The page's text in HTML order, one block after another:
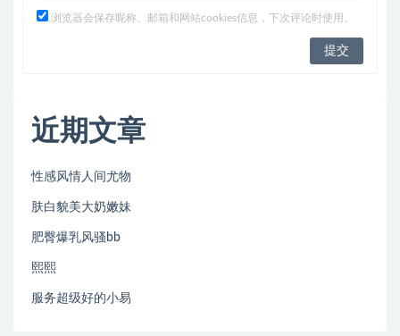
浏览器会保存昵称、邮箱和网站cookies信息，下次评论时使用。
近期文章
性感风情人间尤物
肤白貌美大奶嫩妹
肥臀爆乳风骚bb
熙熙
服务超级好的小易